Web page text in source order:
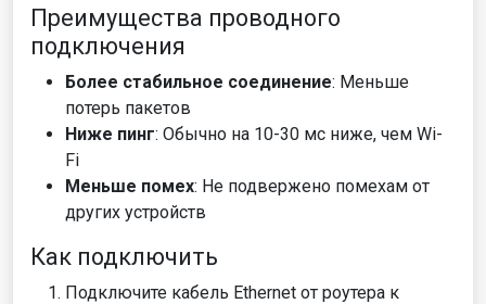
Преимущества проводного
подключения
Более стабильное соединение: Меньше
потерь пакетов
Ниже пинг: Обычно на 10-30 мс ниже, чем Wi-
Fi
Меньше помех: Не подвержено помехам от
других устройств
Как подключить
Подключите кабель Ethernet от роутера к